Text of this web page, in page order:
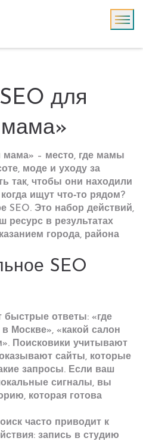
для
мама» – место, где мамы
моде и уходу за
так, чтобы они находили
ищут что‑то рядом?
SEO. Это набор действий,
в результатах
города, района
SEO
ответы: «где
Москве», «какой салон
Поисковики учитывают
сайты, которые
запросы. Если ваш
сигналы, вы
которая готова
часто приводит к
запись в студию